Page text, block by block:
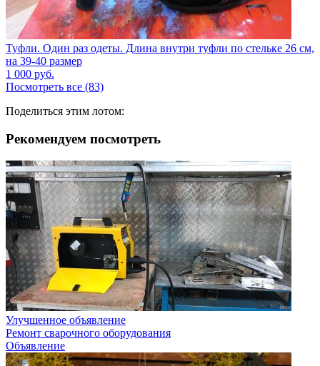
Туфли. Один раз одеты. Длина внутри туфли по стельке 26 см,
на 39-40 размер
1 000 руб.
Посмотреть все (83)
Поделиться этим лотом:
Рекомендуем посмотреть
Улучшенное объявление
Ремонт сварочного оборудования
Объявление